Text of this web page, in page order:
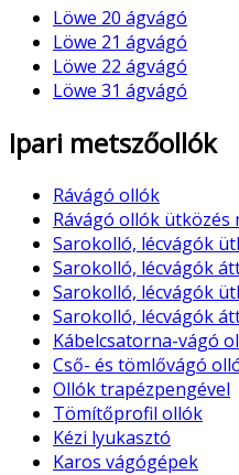
Löwe 20 ágvágó
Löwe 21 ágvágó
Löwe 22 ágvágó
Löwe 31 ágvágó
Ipari metszőollók
Rávágó ollók
Rávágó ollók
Sarokolló, lécvágók
Sarokolló, lécvágók
Sarokolló, lécvágók
Sarokolló, lécvágók
Kábelcsatorna-vágó
Cső- és tömlővágó
Ollók trapézpengével
Tömítőprofil ollók
Kézi lyukasztó
Karos vágógépek